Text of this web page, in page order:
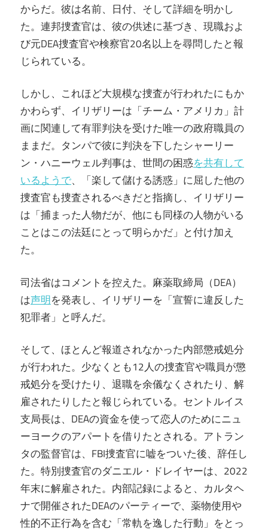
からだ。彼は名前、日付、そして詳細を明かし
た。連邦捜査官は、彼の供述に基づき、現職およ
び元DEA捜査官や検察官20名以上を尋問したと報
じられている。
しかし、これほど大規模な捜査が行われたにもか
かわらず、イリザリーは「チーム・アメリカ」計
画に関連して有罪判決を受けた唯一の政府職員の
ままだ。タンパで彼に判決を下したシャーリー
ン・ハニーウェル判事は、世間の困惑を共有して
いるようで、「楽して儲ける誘惑」に屈した他の
捜査官も捜査されるべきだと指摘し、イリザリー
は「捕まった人物だが、他にも同様の人物がいる
ことはこの法廷にとって明らかだ」と付け加え
た。
司法省はコメントを控えた。麻薬取締局（DEA）
は声明を発表し、イリザリーを「宣誓に違反した
犯罪者」と呼んだ。
そして、ほとんど報道されなかった内部懲戒処分
が行われた。少なくとも12人の捜査官や職員が懲
戒処分を受けたり、退職を余儀なくされたり、解
雇されたりしたと報じられている。セントルイス
支局長は、DEAの資金を使って恋人のためにニュ
ーヨークのアパートを借りたとされる。アトラン
タの監督官は、FBI捜査官に嘘をついた後、辞任し
た。特別捜査官のダニエル・ドレイヤーは、2022
年末に解雇された。内部記録によると、カルタヘ
ナで開催されたDEAのパーティーで、薬物使用や
性的不正行為を含む「常軌を逸した行動」をとっ